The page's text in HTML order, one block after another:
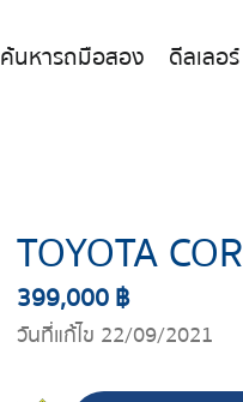
ค้นหารถมือสอง ดีลเลอร์
TOYOTA
399,000 ฿
วันที่แก้ไข 22/09/2021